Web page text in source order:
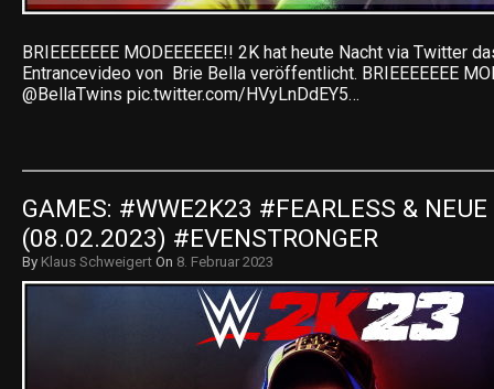
BRIEEEEEEE MODEEEEEE!! 2K hat heute Nacht via Twitter
Entrancevideo von Brie Bella veröffentlicht. BRIEEEEEEE
@BellaTwins pic.twitter.com/HVyLnDdEY5…
GAMES: #WWE2K23 #FEARLESS & NEUE
(08.02.2023) #EVENSTRONGER
By Klaus Schweigert On 8. Februar 2023